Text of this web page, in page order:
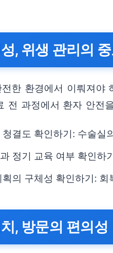
, 위생 관리의
한 환경에서 이뤄져야
전 과정에서 환자 안전
결도 확인하기: 수술실
정기 교육 여부 확인하
의 구체성 확인하기:
, 방문의 편의성